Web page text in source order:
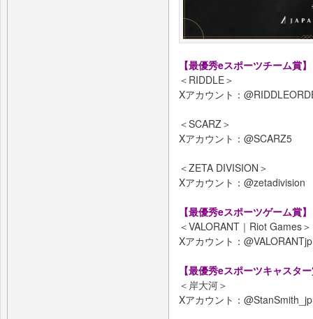
【最優秀eスポーツチーム賞】
＜RIDDLE＞
Xアカウント：
＜SCARZ＞
Xアカウント：@SCARZ5
＜ZETA DIVISION＞
Xアカウント：@zetadivision
【最優秀eスポーツゲーム賞】
＜VALORANT｜Riot Games＞
Xアカウント：@VALORANTjp
【最優秀eスポーツキャスタ
＜岸大河＞
Xアカウント：@StanSmith_jp